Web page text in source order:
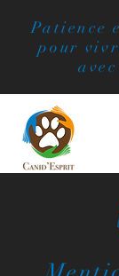
Patience
pour